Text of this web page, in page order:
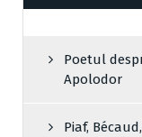
Poetul
Apolodor
Piaf,